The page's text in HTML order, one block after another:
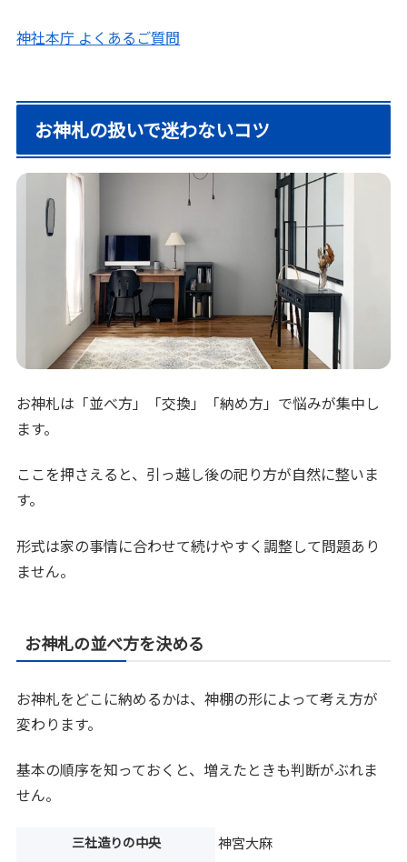
神社本庁 よくあるご質問
お神札の扱いで迷わないコツ
お神札は「並べ方」「交換」「納め方」で悩みが集中し
ます。
ここを押さえると、引っ越し後の祀り方が自然に整いま
す。
形式は家の事情に合わせて続けやすく調整して問題あり
ません。
お神札の並べ方を決める
お神札をどこに納めるかは、神棚の形によって考え方が
変わります。
基本の順序を知っておくと、増えたときも判断がぶれま
せん。
三社造りの中央 神宮大麻